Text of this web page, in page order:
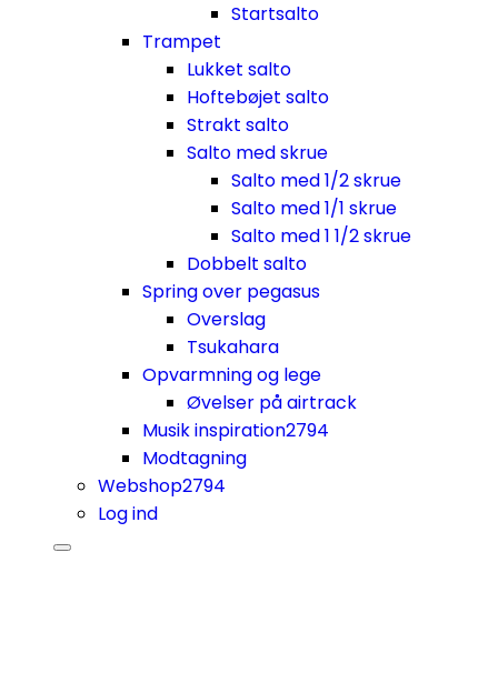
Startsalto
Trampet
Lukket salto
Hoftebøjet salto
Strakt salto
Salto med skrue
Salto med 1/2 skrue
Salto med 1/1 skrue
Salto med 1 1/2 skrue
Dobbelt salto
Spring over pegasus
Overslag
Tsukahara
Opvarmning og lege
Øvelser på airtrack
Musik inspiration2794
Modtagning
Webshop2794
Log ind